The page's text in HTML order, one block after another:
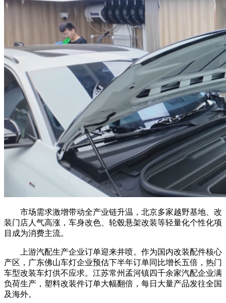
市场需求激增带动全产业链升温，北京多家越野基地、改
装门店人气高涨，车身改色、轮毂悬架改装等轻量化个性化项
目成为消费主流。
上游汽配生产企业订单迎来井喷。作为国内改装配件核心
产区，广东佛山车灯企业预估下半年订单同比增长五倍，热门
车型改装车灯供不应求。江苏常州孟河镇四千余家汽配企业满
负荷生产，塑料改装件订单大幅翻倍，每日大量产品发往全国
及海外。